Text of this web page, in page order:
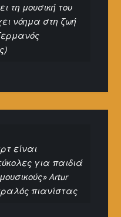
τη μουσική του
νόημα στη ζωή
είναι
για παιδιά
Artur
πιανίστας